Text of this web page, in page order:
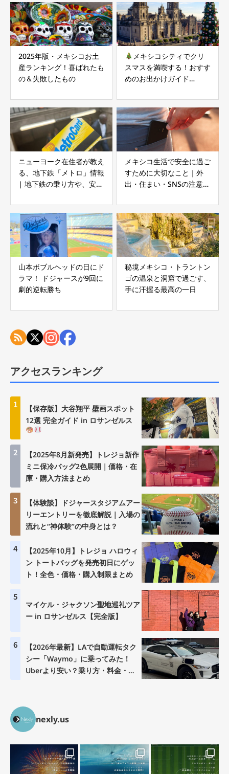
2025年版・メキシコお土
産ランキング！喜ばれたも
の＆失敗したもの
メキシコシティでクリ
スマスを満喫する！おすす
めのお出かけガイド
ニューヨーク在住者が教え
る、地下鉄「メトロ」情報
| 地下鉄の乗り方や、安全
メキシコ生活で安全に過ご
すために大切なこと｜外
出・住まい・SNSの注意点
山本ボブルヘッドの日にド
ラマ！ ドジャースが9回に
劇的逆転勝ち
秘境メキシコ・トラントン
ゴの温泉と洞窟で過ごす、
手に汗握る最高の一日
アクセスランキング
1
【保存版】大谷翔平 壁画スポット
12選 完全ガイド in ロサンゼルス
2
【2025年8月新発売】トレジョ新作
ミニ保冷バッグ2色展開｜価格・在
庫・購入方法まとめ
3
【体験談】ドジャースタジアムアー
リーエントリーを徹底解説｜入場の
流れと“神体験”の中身とは？
4
【2025年10月】トレジョ ハロウィ
ン トートバッグを発売初日にゲッ
ト！全色・価格・購入制限まとめ
5
マイケル・ジャクソン聖地巡礼ツア
ー in ロサンゼルス【完全版】
6
【2026年最新】LAで自動運転タク
シー「Waymo」に乗ってみた！
Uberより安い？乗り方・料金・注
nexly.us